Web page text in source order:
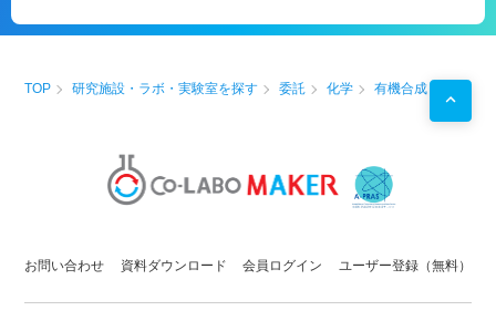
TOP 研究施設・ラボ・実験室を探す 委託 化学 有機合成
お問い合わせ 資料ダウンロード 会員ログイン ユーザー登録（無料）